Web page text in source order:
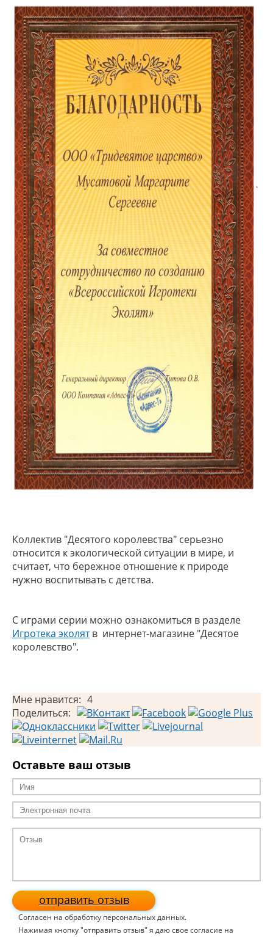
Коллектив "Десятого королевства" серьезно
относится к экологической ситуации в мире, и
считает, что бережное отношение к природе
нужно воспитывать с детства.
С играми серии можно ознакомиться в разделе
Игротека эколятв интернет-магазине "Десятое
королевство".
Мне нравится: 4
Поделиться:
Оставьте ваш отзыв
отправить отзыв
Согласен на обработку персональных данных.
Нажимая кнопку "отправить отзыв" я даю свое согласие на